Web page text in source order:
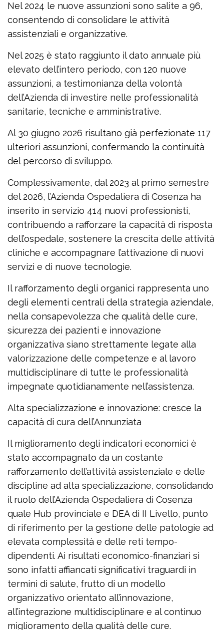
Nel 2024 le nuove assunzioni sono salite a 96,
consentendo di consolidare le attività
assistenziali e organizzative.
Nel 2025 è stato raggiunto il dato annuale più
elevato dell’intero periodo, con 120 nuove
assunzioni, a testimonianza della volontà
dell’Azienda di investire nelle professionalità
sanitarie, tecniche e amministrative.
Al 30 giugno 2026 risultano già perfezionate 117
ulteriori assunzioni, confermando la continuità
del percorso di sviluppo.
Complessivamente, dal 2023 al primo semestre
del 2026, l’Azienda Ospedaliera di Cosenza ha
inserito in servizio 414 nuovi professionisti,
contribuendo a rafforzare la capacità di risposta
dell’ospedale, sostenere la crescita delle attività
cliniche e accompagnare l’attivazione di nuovi
servizi e di nuove tecnologie.
Il rafforzamento degli organici rappresenta uno
degli elementi centrali della strategia aziendale,
nella consapevolezza che qualità delle cure,
sicurezza dei pazienti e innovazione
organizzativa siano strettamente legate alla
valorizzazione delle competenze e al lavoro
multidisciplinare di tutte le professionalità
impegnate quotidianamente nell’assistenza.
Alta specializzazione e innovazione: cresce la
capacità di cura dell’Annunziata
Il miglioramento degli indicatori economici è
stato accompagnato da un costante
rafforzamento dell’attività assistenziale e delle
discipline ad alta specializzazione, consolidando
il ruolo dell’Azienda Ospedaliera di Cosenza
quale Hub provinciale e DEA di II Livello, punto
di riferimento per la gestione delle patologie ad
elevata complessità e delle reti tempo-
dipendenti. Ai risultati economico-finanziari si
sono infatti affiancati significativi traguardi in
termini di salute, frutto di un modello
organizzativo orientato all’innovazione,
all’integrazione multidisciplinare e al continuo
miglioramento della qualità delle cure.